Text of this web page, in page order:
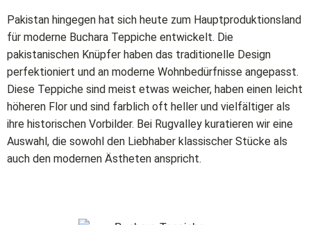
Pakistan hingegen hat sich heute zum Hauptproduktionsland
für moderne Buchara Teppiche entwickelt. Die
pakistanischen Knüpfer haben das traditionelle Design
perfektioniert und an moderne Wohnbedürfnisse angepasst.
Diese Teppiche sind meist etwas weicher, haben einen leicht
höheren Flor und sind farblich oft heller und vielfältiger als
ihre historischen Vorbilder. Bei Rugvalley kuratieren wir eine
Auswahl, die sowohl den Liebhaber klassischer Stücke als
auch den modernen Ästheten anspricht.